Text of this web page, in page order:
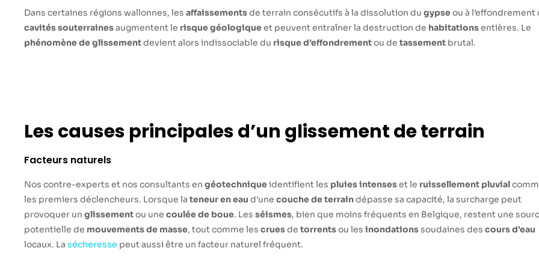
Dans certaines régions wallonnes, lesaffaissementsde terrain consécutifs à la dissolution dugypseou à l’effondrement
cavités souterrainesaugmentent le risque géologiqueet peuvent entraîner la destruction de habitationsentières. Le
phénomène de glissementdevient alors indissociable du risque d’effondrementou detassement brutal.
Les causes principales d’un glissement de terrain
Facteurs naturels
Nos contre-experts et nos consultants engéotechniqueidentifient les pluies intenseset le ruissellement pluvial
les premiers déclencheurs. Lorsque lateneur en eau d’unecouche de terraindépasse sa capacité, la surcharge peut
provoquer unglissementou unecoulée de boue. Lesséismes, bien que moins fréquents en Belgique, restent une
potentielle de mouvements de masse, tout comme lescruesdetorrentsou lesinondationssoudaines descours d’eau
locaux. Lasécheresse peut aussi être un facteur naturel fréquent.